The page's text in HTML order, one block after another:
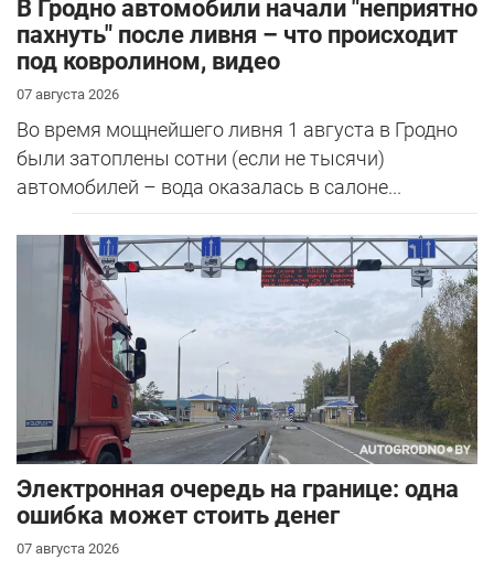
В Гродно автомобили начали "неприятно
пахнуть" после ливня – что происходит
под ковролином, видео
07 августа 2026
Во время мощнейшего ливня 1 августа в Гродно
были затоплены сотни (если не тысячи)
автомобилей – вода оказалась в салоне...
Электронная очередь на границе: одна
ошибка может стоить денег
07 августа 2026